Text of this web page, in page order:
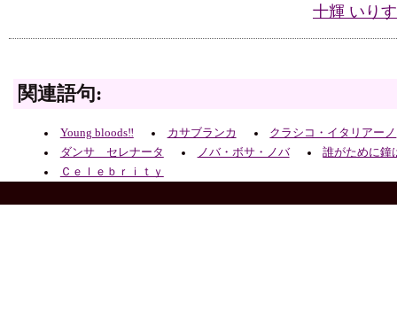
十輝 いり
関連語句:
Young bloods‼ カサブランカ
クラシコ・イタリアーノ
ダンサ セレナータ
ノバ・ボサ・ノバ
誰がために鐘
Ｃｅｌｅｂｒｉｔｙ